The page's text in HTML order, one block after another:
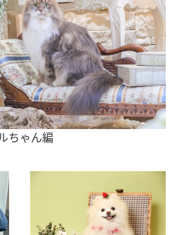
ちゃん編